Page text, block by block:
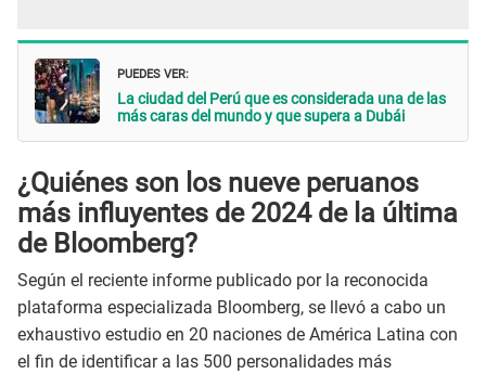
PUEDES VER:
La ciudad del Perú que es considerada una de las
más caras del mundo y que supera a Dubái
¿Quiénes son los nueve peruanos
más influyentes de 2024 de la última
de Bloomberg?
Según el reciente informe publicado por la reconocida
plataforma especializada Bloomberg, se llevó a cabo un
exhaustivo estudio en 20 naciones de América Latina con
el fin de identificar a las 500 personalidades más